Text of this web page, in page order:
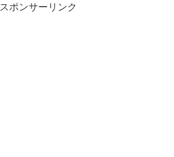
スポンサーリンク